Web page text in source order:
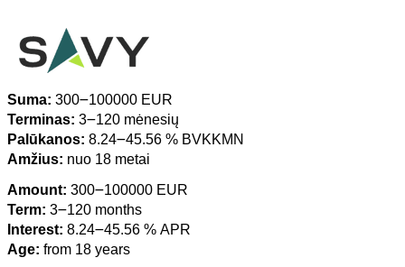
Suma: 300౼100000 EUR
Terminas: 3౼120 mėnesių
Palūkanos: 8.24౼45.56 % BVKKMN
Amžius: nuo 18 metai
Amount: 300౼100000 EUR
Term: 3౼120 months
Interest: 8.24౼45.56 % APR
Age: from 18 years